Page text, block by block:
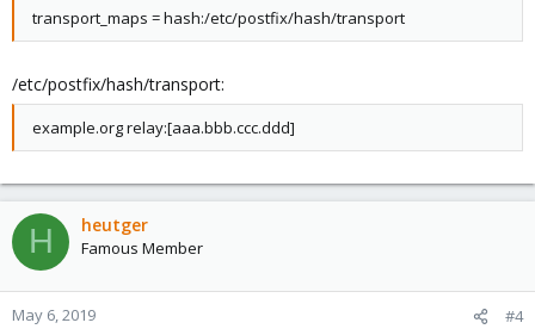
transport_maps = hash:/etc/postfix/hash/transport
/etc/postfix/hash/transport:
example.org relay:[aaa.bbb.ccc.ddd]
H heutger
Famous Member
May 6, 2019 #4